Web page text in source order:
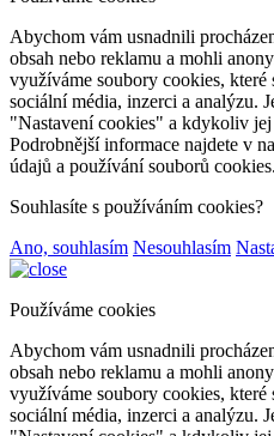
Abychom vám usnadnili
obsah nebo reklamu a mohli
využíváme soubory cookies,
sociální média, inzerci a analýzu.
"Nastavení cookies" a kdykoliv
Podrobnější informace najdete v
údajů a používání souborů cookies.
Souhlasíte s používáním cookies?
Ano, souhlasím Nesouhlasím
Používáme cookies
Abychom vám usnadnili
obsah nebo reklamu a mohli
využíváme soubory cookies,
sociální média, inzerci a analýzu.